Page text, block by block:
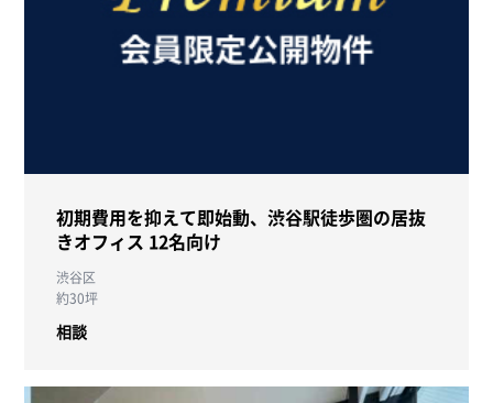
初期費用を抑えて即始動、渋谷駅徒歩圏の居抜
きオフィス 12名向け
渋谷区
約30坪
相談